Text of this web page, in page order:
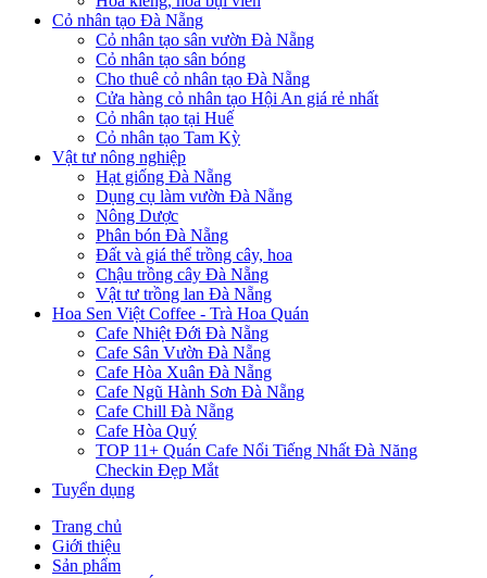
Cỏ nhân tạo Đà Nẵng
Cỏ nhân tạo sân vườn Đà Nẵng
Cỏ nhân tạo sân bóng
Cho thuê cỏ nhân tạo Đà Nẵng
Cửa hàng cỏ nhân tạo Hội An giá rẻ nhất
Cỏ nhân tạo tại Huế
Cỏ nhân tạo Tam Kỳ
Vật tư nông nghiệp
Hạt giống Đà Nẵng
Dụng cụ làm vườn Đà Nẵng
Nông Dược
Phân bón Đà Nẵng
Đất và giá thể trồng cây, hoa
Chậu trồng cây Đà Nẵng
Vật tư trồng lan Đà Nẵng
Hoa Sen Việt Coffee - Trà Hoa Quán
Cafe Nhiệt Đới Đà Nẵng
Cafe Sân Vườn Đà Nẵng
Cafe Hòa Xuân Đà Nẵng
Cafe Ngũ Hành Sơn Đà Nẵng
Cafe Chill Đà Nẵng
Cafe Hòa Quý
TOP 11+ Quán Cafe Nổi Tiếng Nhất Đà Năng
Checkin Đẹp Mắt
Tuyển dụng
Trang chủ
Giới thiệu
Sản phẩm